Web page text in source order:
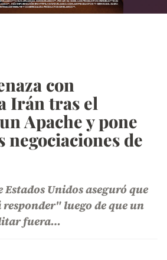
con
Irán tras el
Apache y pone
negociaciones de
Estados Unidos aseguró que
responder" luego de que un
fuera…